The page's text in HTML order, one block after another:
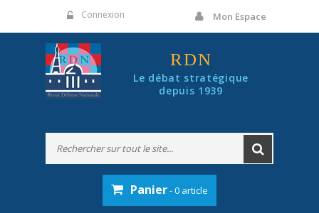
Connexion Mon Espace
RDN
Le débat stratégique
depuis 1939
Panier- 0 article